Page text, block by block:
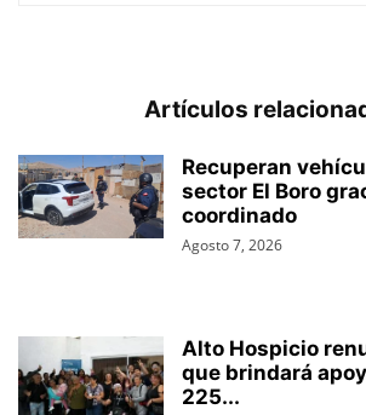
Artículos
Recuperan
sector El Boro
coordinado
Agosto 7, 2026
Alto Hospicio
que brindará
225...